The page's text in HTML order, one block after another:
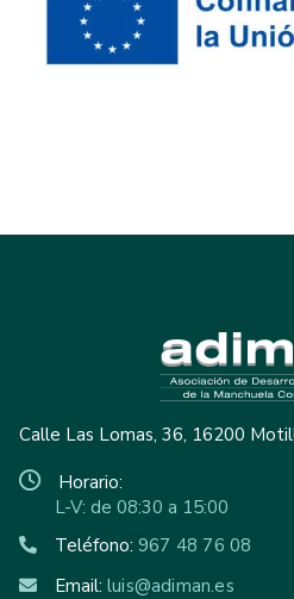
Calle Las Lomas, 36, 16200
Horario:
L-V: de 08:30 a 15:00
Teléfono: 967 48 76 08
Email: luis@adiman.es